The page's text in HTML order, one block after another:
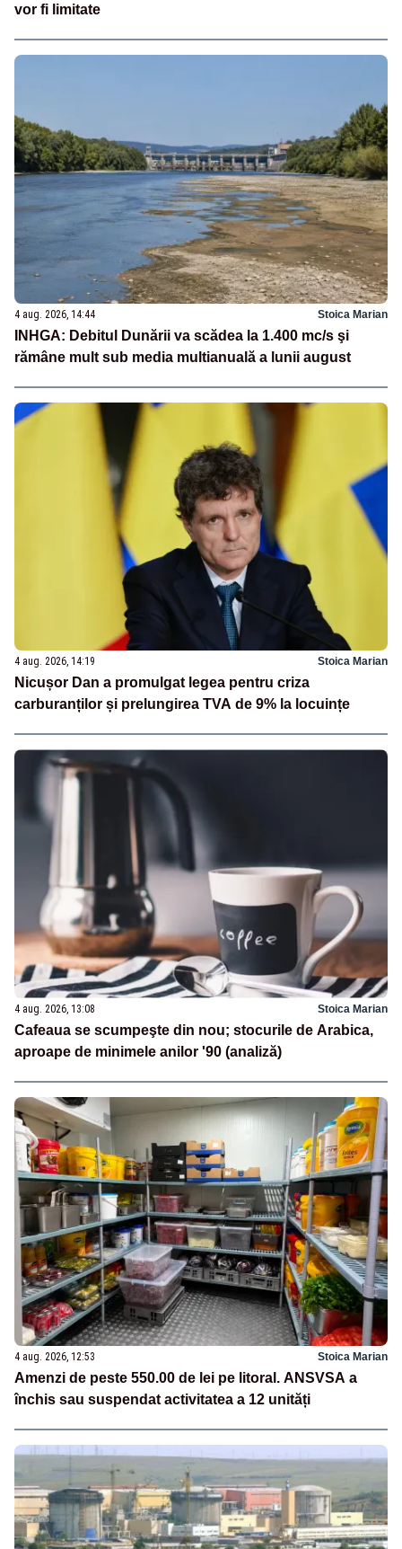
vor fi limitate
4 aug. 2026, 14:44 Stoica Marian
INHGA: Debitul Dunării va scădea la 1.400 mc/s şi
rămâne mult sub media multianuală a lunii august
4 aug. 2026, 14:19 Stoica Marian
Nicușor Dan a promulgat legea pentru criza
carburanților și prelungirea TVA de 9% la locuințe
4 aug. 2026, 13:08 Stoica Marian
Cafeaua se scumpeşte din nou; stocurile de Arabica,
aproape de minimele anilor '90 (analiză)
4 aug. 2026, 12:53 Stoica Marian
Amenzi de peste 550.00 de lei pe litoral. ANSVSA a
închis sau suspendat activitatea a 12 unități